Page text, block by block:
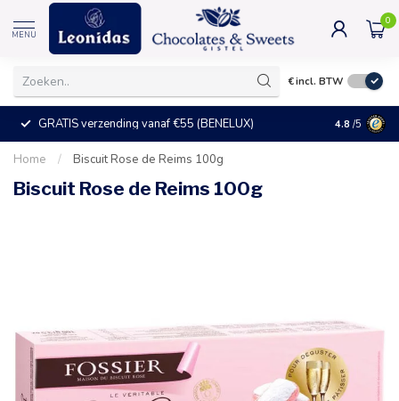
MENU
0
€incl. BTW
GRATIS verzending vanaf €55 (BENELUX) +25°C =
4.8 /5
Home / Biscuit Rose de Reims 100g
Biscuit Rose de Reims 100g